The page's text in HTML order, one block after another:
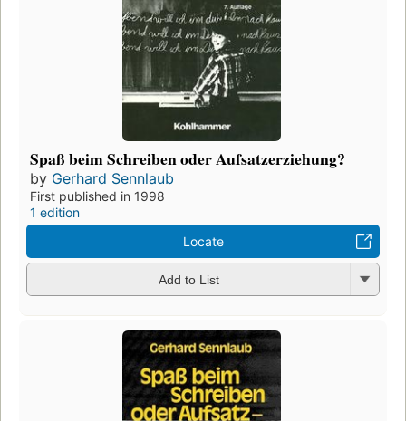
Spaß beim Schreiben oder Aufsatzerziehung?
by Gerhard Sennlaub
First published in 1998
1 edition
Locate
Add to List